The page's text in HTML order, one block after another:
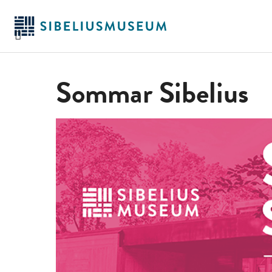
pääsisältöön
Sommar Sibelius